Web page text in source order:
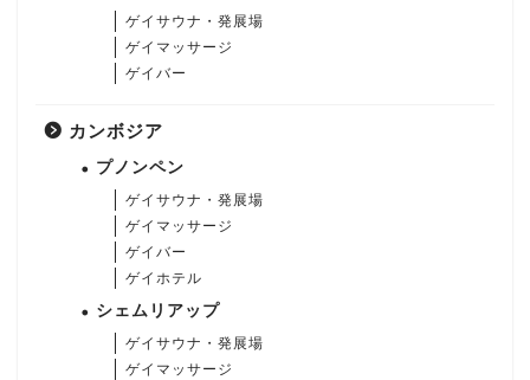
ゲイサウナ・発展場
ゲイマッサージ
ゲイバー
カンボジア
プノンペン
ゲイサウナ・発展場
ゲイマッサージ
ゲイバー
ゲイホテル
シェムリアップ
ゲイサウナ・発展場
ゲイマッサージ